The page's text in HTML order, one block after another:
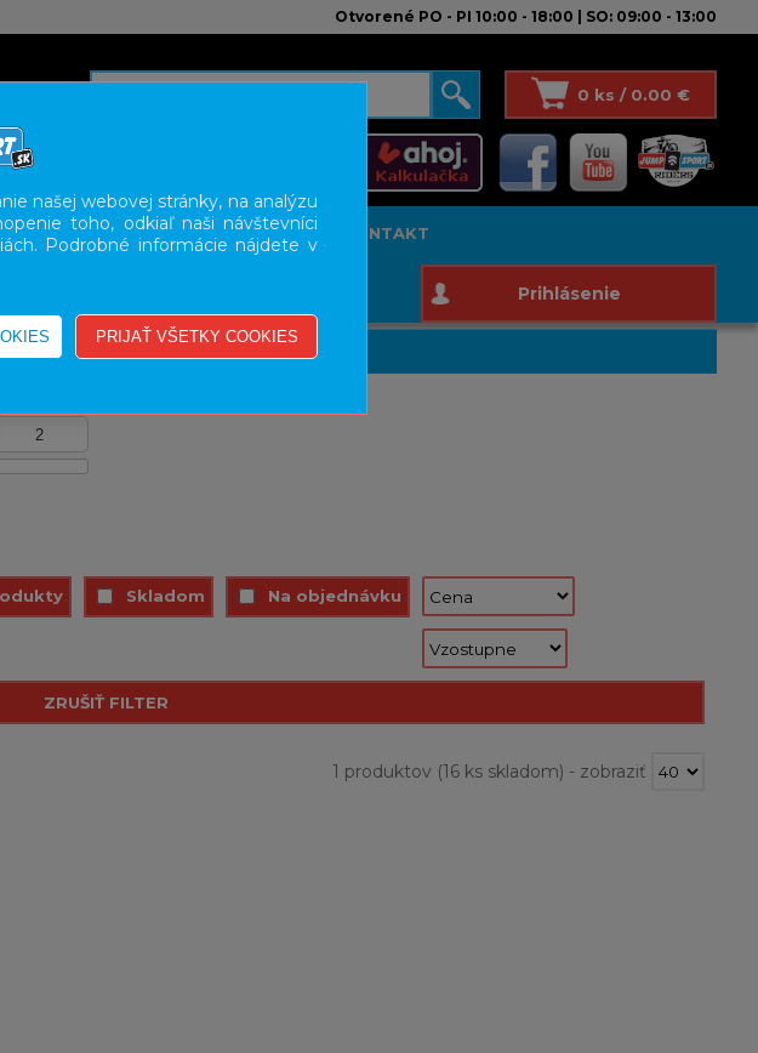
Otvorené PO - PI 10:00 - 18:00 | SO: 09:00 - 13:00
0 ks / 0.00 €
BODY GEOMETRY FIT STUDIO KONTAKT
Prihlásenie
Skladom Na objednávku
1 produktov (16 ks skladom) - zobraziť
našej webovej stránky, na analýzu
toho, odkiaľ naši návštevníci
Podrobné informácie nájdete v